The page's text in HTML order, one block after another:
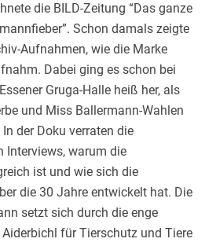
die BILD-Zeitung “Das ganze
Schon damals zeigte
Aufnahmen, wie die Marke
Dabei ging es schon bei
Gruga-Halle heiß her, als
und Miss Ballermann-Wahlen
der Doku verraten die
Interviews, warum die
ist und wie sich die
die 30 Jahre entwickelt hat. Die
setzt sich durch die enge
für Tierschutz und Tiere